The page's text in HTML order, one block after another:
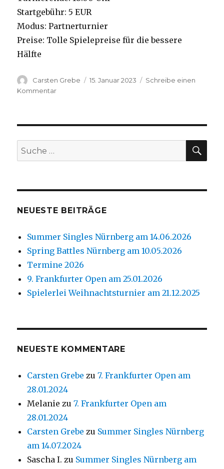
Startgebühr: 5 EUR
Modus: Partnerturnier
Preise: Tolle Spielepreise für die bessere
Hälfte
Autor
Carsten Grebe
Veröffentlicht
15. Januar 2023
Schreibe einen
Kommentar
29.01.2023
Suche
nach:
NEUESTE BEITRÄGE
Summer Singles Nürnberg am 14.06.2026
Spring Battles Nürnberg am 10.05.2026
Termine 2026
9. Frankfurter Open am 25.01.2026
Spielerlei Weihnachtsturnier am 21.12.2025
NEUESTE KOMMENTARE
Carsten Grebe zu7. Frankfurter Open am
28.01.2024
Melanie zu7. Frankfurter Open am
28.01.2024
Carsten Grebe zu Summer Singles Nürnberg
am 14.07.2024
Sascha I. zu Summer Singles Nürnberg am